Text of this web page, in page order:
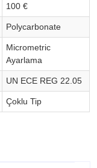
100 €
Polycarbonate
Micrometric
Ayarlama
UN ECE REG 22.05
Çoklu Tip